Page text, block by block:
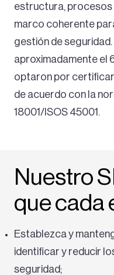
estructura, procesos
marco coherente
gestión de
aproximadamente el
optaron por certificar
de acuerdo con la
18001/ISOS 45001.
Nuestro
que cada
Establezca y
identificar y reducir
seguridad;